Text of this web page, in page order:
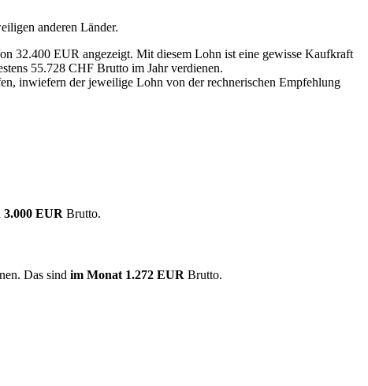
anderen Länder.
32.400 EUR angezeigt. Mit diesem Lohn ist eine gewisse Kaufkraft
55.728 CHF Brutto im Jahr verdienen.
inwiefern der jeweilige Lohn von der rechnerischen Empfehlung
3.000 EUR Brutto.
Das sind im Monat 1.272 EUR Brutto.